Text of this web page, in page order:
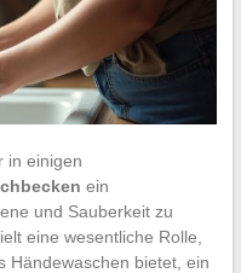
in einigen
ein
und Sauberkeit zu
eine wesentliche Rolle,
Händewaschen bietet, ein